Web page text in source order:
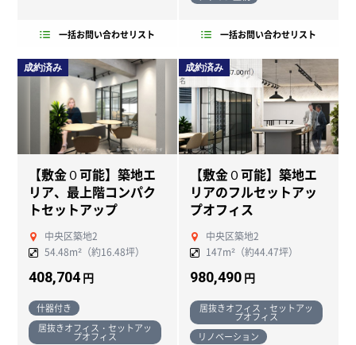
一括お問い合わせリスト 一括お問い合わせリスト
成約済み
【敷金０可能】築地エ
リア、最上階コンパク
トセットアップ
中央区築地2
54.48m²（約16.48坪）
408,704 円
什器付き
居抜きオフィス・セットアッ
プオフィス
成約済み
【敷金０可能】築地エ
リアのフルセットアッ
プオフィス
中央区築地2
147m²（約44.47坪）
980,490 円
居抜きオフィス・セットアッ
プオフィス
リノベーション